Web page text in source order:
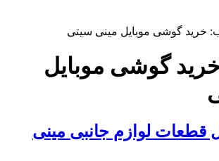
خرید گوشی موبایل مینی سیتی
گوشی موبایل
قطعات لوازم جانبی مینی